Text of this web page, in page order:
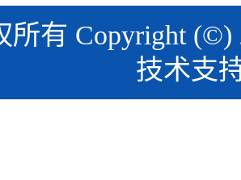
所有 Copyright
技术支